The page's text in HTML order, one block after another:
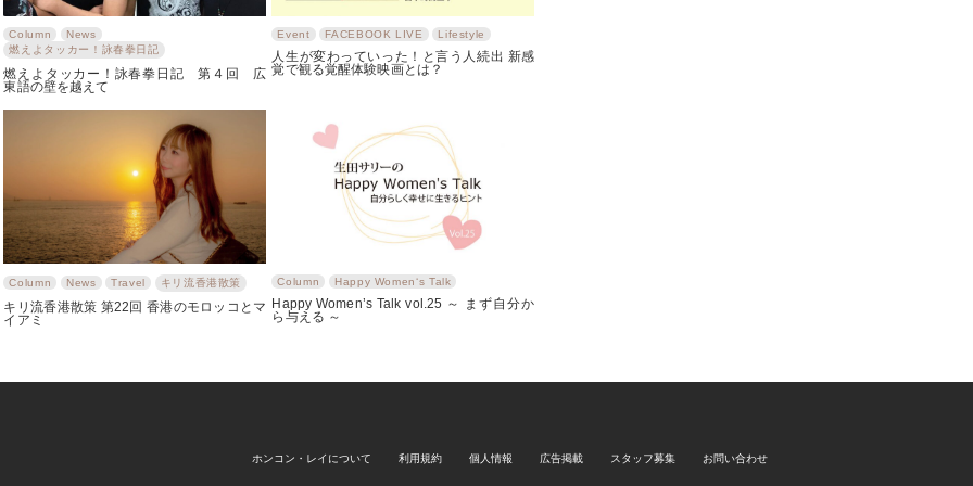
Column
News
燃えよタッカー！詠春拳日記
燃えよタッカー！詠春拳日記 第４回 広
東語の壁を越えて
Event FACEBOOK LIVE Lifestyle
人生が変わっていった！と言う人続出 新感
覚で観る覚醒体験映画とは？
Column News Travel キリ流香港散策
キリ流香港散策 第22回 香港のモロッコとマ
イアミ
Column Happy Women‘s Talk
Happy Women’s Talk vol.25 ～ まず自分か
ら与える ～
ホンコン・レイについて 利用規約 個人情報 広告掲載 スタッフ募集 お問い合わせ